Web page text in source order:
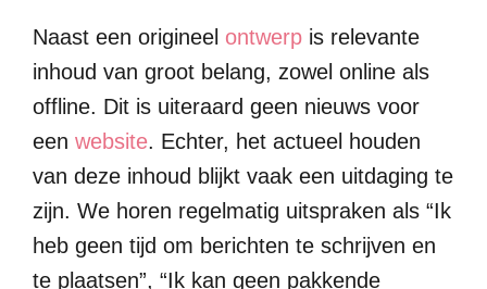
Naast een origineel ontwerp is relevante
inhoud van groot belang, zowel online als
offline. Dit is uiteraard geen nieuws voor
een website. Echter, het actueel houden
van deze inhoud blijkt vaak een uitdaging te
zijn. We horen regelmatig uitspraken als “Ik
heb geen tijd om berichten te schrijven en
te plaatsen”, “Ik kan geen pakkende